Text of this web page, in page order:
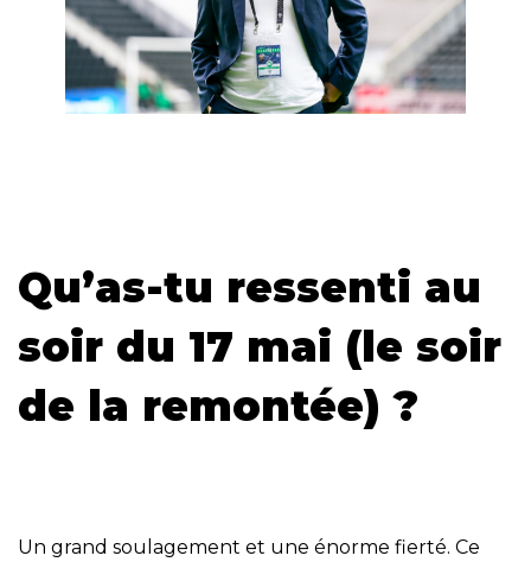
Qu’as-tu ressenti au
soir du 17 mai (le soir
de la remontée) ?
Un grand soulagement et une énorme fierté. Ce